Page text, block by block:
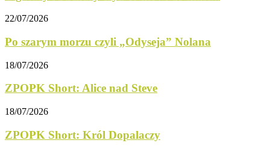
22/07/2026
Po szarym morzu czyli „Odyseja” Nolana
18/07/2026
ZPOPK Short: Alice nad Steve
18/07/2026
ZPOPK Short: Król Dopalaczy